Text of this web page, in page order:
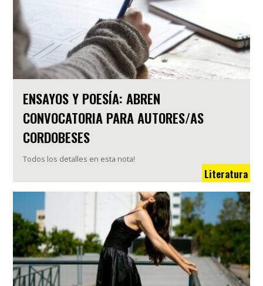
ENSAYOS Y POESÍA: ABREN
CONVOCATORIA PARA AUTORES/AS
CORDOBESES
Todos los detalles en esta nota!
Literatura